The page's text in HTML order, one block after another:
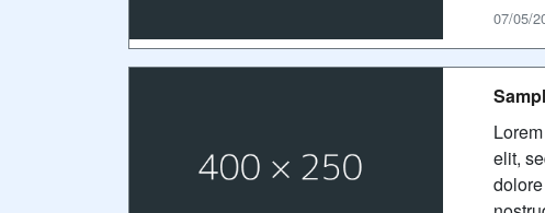
07/05/
elit,